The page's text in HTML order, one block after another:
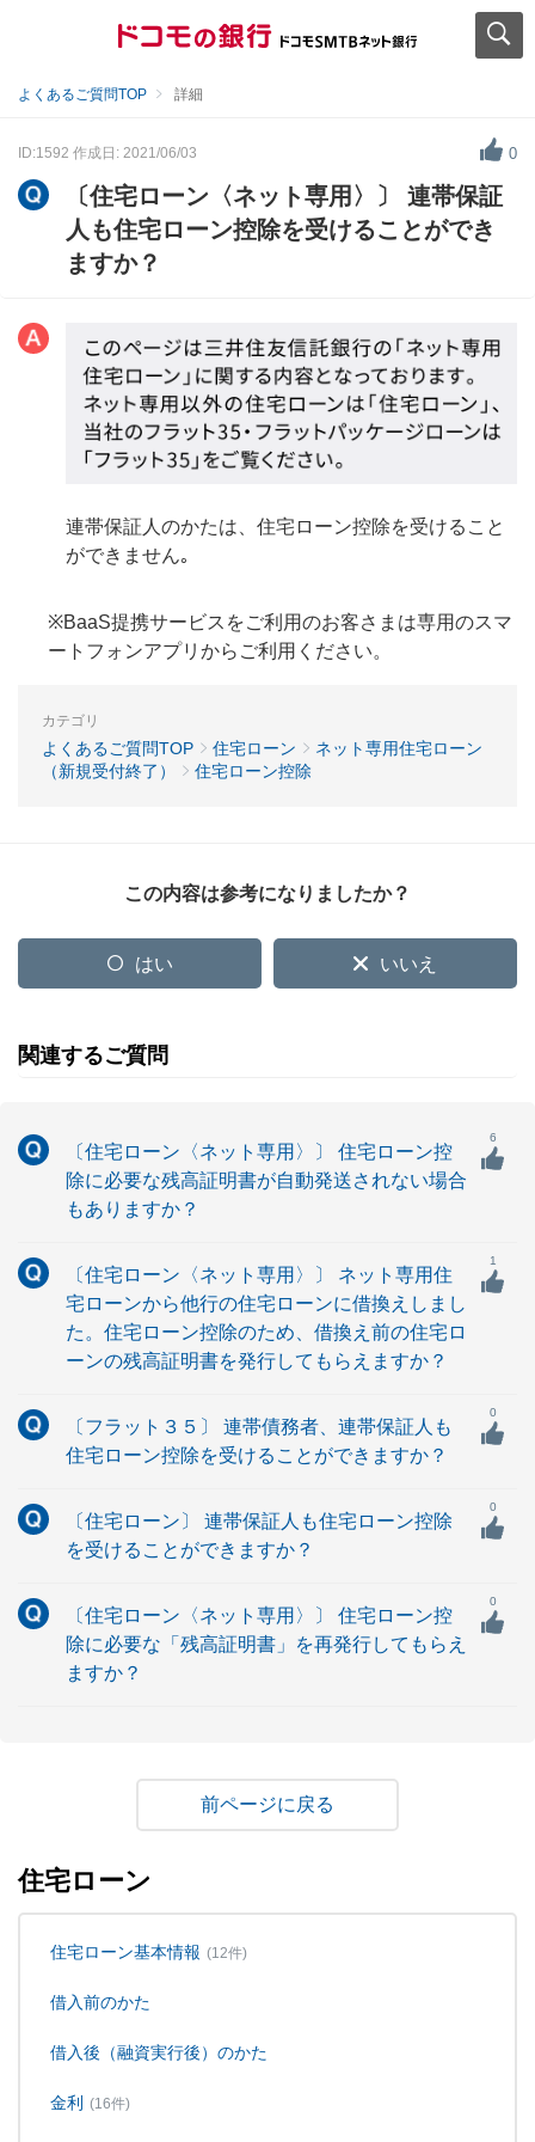
よくあるご質問TOP 詳細
ID:1592 作成日: 2021/06/03 0
〔住宅ローン〈ネット専用〉〕 連帯保証
人も住宅ローン控除を受けることができ
ますか？
連帯保証人のかたは、住宅ローン控除を受けること
ができません｡
※BaaS提携サービスをご利用のお客さまは専用のスマ
ートフォンアプリからご利用ください。
カテゴリ
よくあるご質問TOP 住宅ローン
ネット専用住宅ローン
（新規受付終了）
住宅ローン控除
この内容は参考になりましたか？
はい いいえ
関連するご質問
〔住宅ローン〈ネット専用〉〕 住宅ローン控
除に必要な残高証明書が自動発送されない場合
もありますか？
6
〔住宅ローン〈ネット専用〉〕 ネット専用住
宅ローンから他行の住宅ローンに借換えしまし
た。住宅ローン控除のため、借換え前の住宅ロ
ーンの残高証明書を発行してもらえますか？
1
〔フラット３５〕 連帯債務者、連帯保証人も
住宅ローン控除を受けることができますか？
0
〔住宅ローン〕 連帯保証人も住宅ローン控除
を受けることができますか？
0
〔住宅ローン〈ネット専用〉〕 住宅ローン控
除に必要な「残高証明書」を再発行してもらえ
ますか？
0
戻る
住宅ローン
住宅ローン基本情報 (12件)
借入前のかた
借入後（融資実行後）のかた
金利 (16件)